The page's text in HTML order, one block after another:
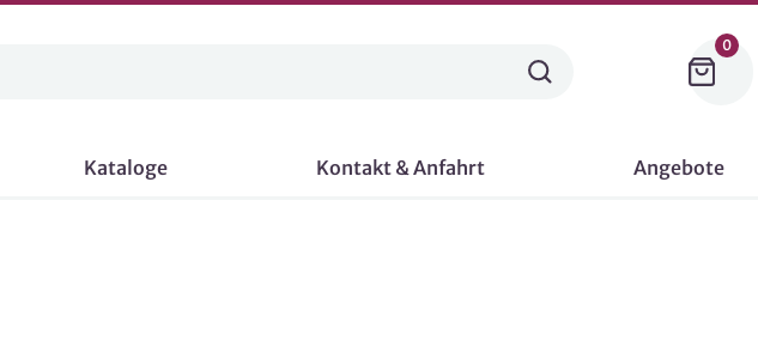
0
Kataloge Kontakt & Anfahrt Angebote